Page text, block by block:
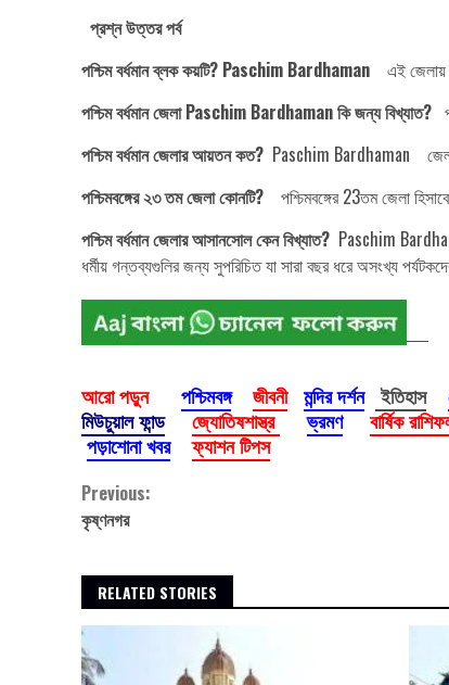
প্রশ্ন উত্তর পর্ব
পশ্চিম বর্ধমান ব্লক কয়টি? Paschim Bardhaman
এই জেলায়
পশ্চিম বর্ধমান জেলা Paschim Bardhaman কি জন্য বিখ্যাত?
পশ্চিম বর্ধমান জেলার আয়তন কত? Paschim Bardhaman জেলা
পশ্চিমবঙ্গের ২৩ তম জেলা কোনটি?
পশ্চিমবঙ্গের 23তম জেলা
পশ্চিম বর্ধমান জেলার আসানসোল কেন বিখ্যাত? Paschim
ধর্মীয় গন্তব্যগুলির জন্য সুপরিচিত যা সারা বছর ধরে অসংখ্য
আরো পড়ুন পশ্চিমবঙ্গ জীবনী মন্দির দর্শন ইতিহাস
মিউচুয়াল ফান্ড
জ্যোতিষশাস্ত্র ভ্রমণ বার্ষিক
পড়াশোনা খবর
ফ্যাশন টিপস
Continue
Reading
Previous:
কৃষ্ণনগর
RELATED STORIES